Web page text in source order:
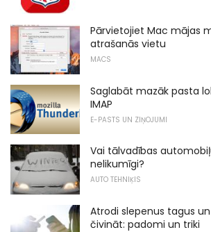
Pārvietojiet Mac mājas
atrašanās vietu
MACS
Saglabāt mazāk pasta
IMAP
E-PASTS UN ZIŅOJUMI
Vai tālvadības
nelikumīgi?
AUTO TEHNIĶIS
Atrodi slepenus tagus
čivināt: padomi un triki